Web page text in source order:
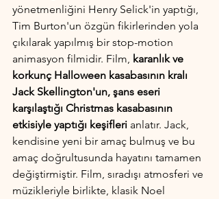
yönetmenliğini Henry Selick'in yaptığı,
Tim Burton'un özgün fikirlerinden yola
çıkılarak yapılmış bir stop-motion
animasyon filmidir. Film, karanlık ve
korkunç Halloween kasabasının kralı
Jack Skellington'un, şans eseri
karşılaştığı Christmas kasabasının
etkisiyle yaptığı keşifleri anlatır. Jack,
kendisine yeni bir amaç bulmuş ve bu
amaç doğrultusunda hayatını tamamen
değiştirmiştir. Film, sıradışı atmosferi ve
müzikleriyle birlikte, klasik Noel